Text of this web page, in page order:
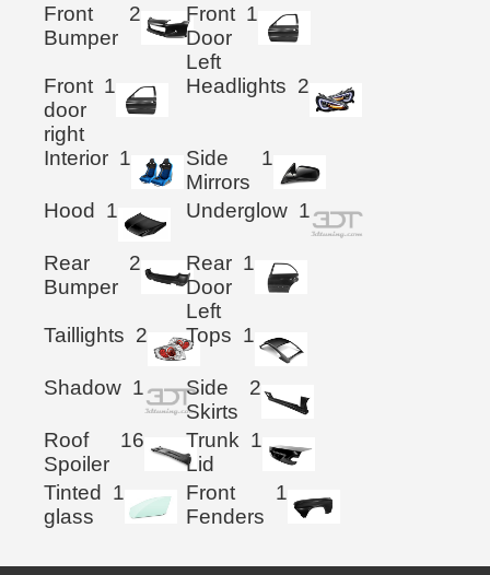
Front
Bumper
2
Front
Door
Left
1
Front
door
right
1 Headlights 2
Interior 1
Side
Mirrors
1
Hood 1 Underglow 1
Rear
Bumper
2
Rear
Door
Left
1
Taillights 2 Tops 1
Shadow 1
Side
Skirts
2
Roof
Spoiler
16
Trunk
Lid
1
Tinted
glass
1
Front
Fenders
1